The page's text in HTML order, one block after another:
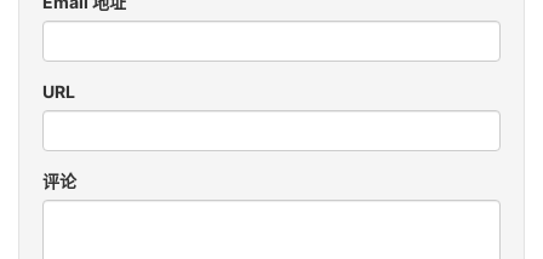
URL
评论